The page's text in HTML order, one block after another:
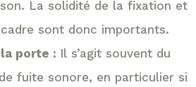
La solidité de la fixation et
sont donc importants.
la porte : Il s’agit souvent du
fuite sonore, en particulier si